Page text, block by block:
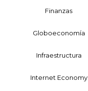
Finanzas
Globoeconomía
Infraestructura
Internet Economy